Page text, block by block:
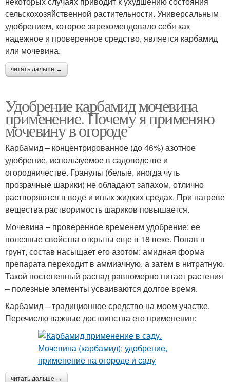
сельскохозяйственной растительности. Универсальным
удобрением, которое зарекомендовало себя как
надежное и проверенное средство, является карбамид
или мочевина.
читать дальше →
Удобрение карбамид мочевина
применение. Почему я применяю
мочевину в огороде
Карбамид – концентрированное (до 46%) азотное
удобрение, используемое в садоводстве и
огородничестве. Гранулы (белые, иногда чуть
прозрачные шарики) не обладают запахом, отлично
растворяются в воде и иных жидких средах. При нагреве
вещества растворимость шариков повышается.
Мочевина – проверенное временем удобрение: ее
полезные свойства открыты еще в 18 веке. Попав в
грунт, состав насыщает его азотом: амидная форма
препарата переходит в аммиачную, а затем в нитратную.
Такой постепенный распад равномерно питает растения
– полезные элементы усваиваются долгое время.
Карбамид – традиционное средство на моем участке.
Перечислю важные достоинства его применения:
читать дальше →